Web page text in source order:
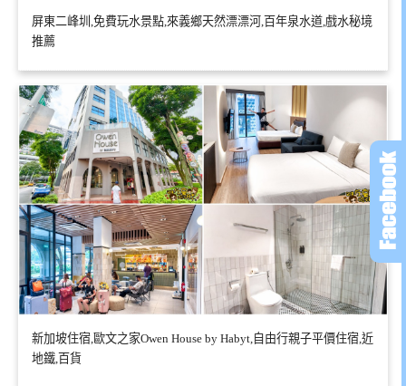
屏東二峰圳,免費玩水景點,來義鄉天然漂漂河,百年泉水道,戲水秘境
推薦
新加坡住宿,歐文之家Owen House by Habyt,自由行親子平價住宿,近
地鐵,百貨